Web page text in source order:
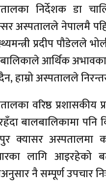
निर्देशक डा
अस्पतालले नेपालमै
प्रदीप पौडेलले
आर्थिक
हाम्रो अस्पतालले
वरिष्ठ प्रशासकीय
बालबालिकामा पनि
क्यासर अस्पतालमा
लागि आइरहेको
नै सम्पूर्ण उपचार